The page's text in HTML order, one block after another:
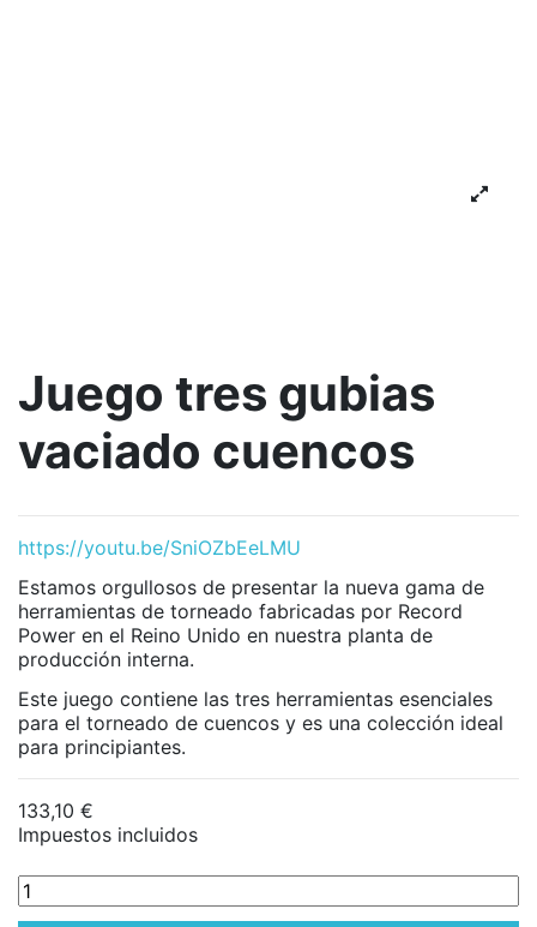
Juego tres gubias
vaciado cuencos
https://youtu.be/SniOZbEeLMU
Estamos orgullosos de presentar la nueva gama de
herramientas de torneado fabricadas por Record
Power en el Reino Unido en nuestra planta de
producción interna.
Este juego contiene las tres herramientas esenciales
para el torneado de cuencos y es una colección ideal
para principiantes.
133,10 €
Impuestos incluidos